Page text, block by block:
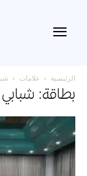
الرئيسية علامات
بطاقة: شبابي